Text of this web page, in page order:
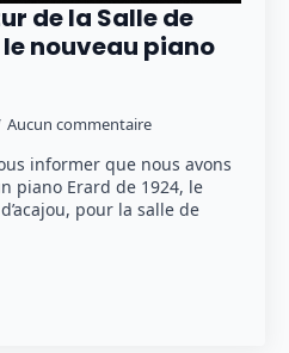
de la Salle de
nouveau piano
Aucun commentaire
informer que nous avons
piano Erard de 1924, le
pour la salle de